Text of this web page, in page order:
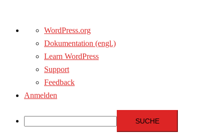
Über
WordPress
WordPress.org
Dokumentation (engl.)
Learn WordPress
Support
Feedback
Anmelden
Suche